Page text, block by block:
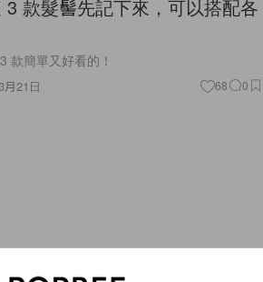
款髮髻先記下來，可以搭配各
款簡單又好看的！
月21日 68 0